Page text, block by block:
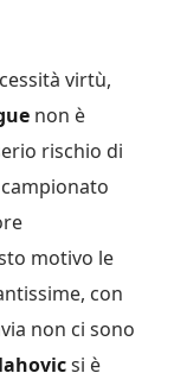
virtù,
non è
rischio di
motivo le
con
non ci sono
si è